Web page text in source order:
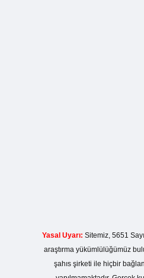
Yasal Uyarı: Sitemiz, 5651
araştırma yükümlülüğümüz
şahıs şirketi ile hiçbir